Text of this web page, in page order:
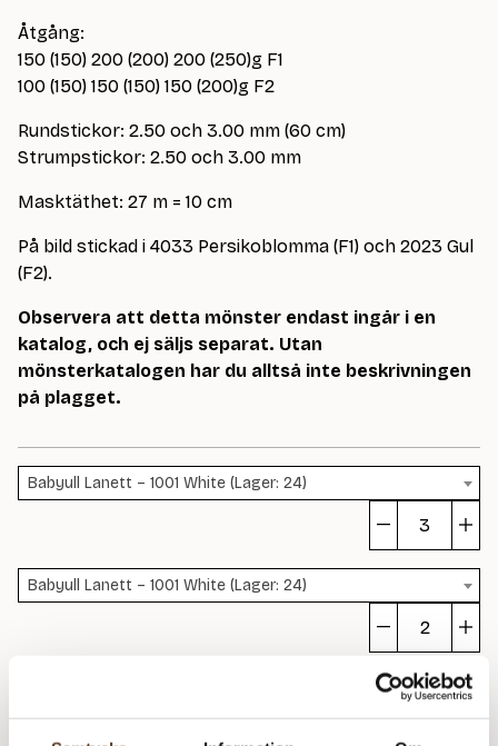
Åtgång:
150 (150) 200 (200) 200 (250)g F1
100 (150) 150 (150) 150 (200)g F2
Rundstickor: 2.50 och 3.00 mm (60 cm)
Strumpstickor: 2.50 och 3.00 mm
Masktäthet: 27 m = 10 cm
På bild stickad i 4033 Persikoblomma (F1) och 2023 Gul
(F2).
Observera att detta mönster endast ingår i en
katalog, och ej säljs separat. Utan
mönsterkatalogen har du alltså inte beskrivningen
på plagget.
Babyull Lanett – 1001 White (Lager: 24)
Babyull Lanett – 1001 White (Lager: 24)